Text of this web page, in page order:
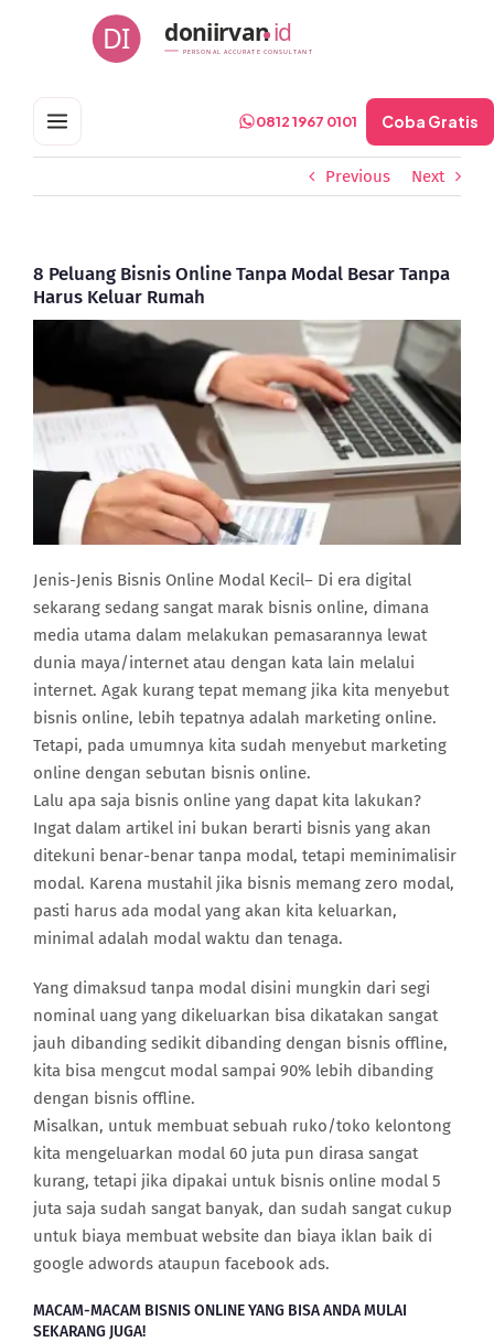
DI doniirvanid
PERSONAL ACCURATE CONSULTANT
0812 1967 0101 Coba Gratis
Previous Next
8 Peluang Bisnis Online Tanpa Modal Besar Tanpa
Harus Keluar Rumah
Jenis-Jenis Bisnis Online Modal Kecil– Di era digital
sekarang sedang sangat marak bisnis online, dimana
media utama dalam melakukan pemasarannya lewat
dunia maya/internet atau dengan kata lain melalui
internet. Agak kurang tepat memang jika kita menyebut
bisnis online, lebih tepatnya adalah marketing online.
Tetapi, pada umumnya kita sudah menyebut marketing
online dengan sebutan bisnis online.
Lalu apa saja bisnis online yang dapat kita lakukan?
Ingat dalam artikel ini bukan berarti bisnis yang akan
ditekuni benar-benar tanpa modal, tetapi meminimalisir
modal. Karena mustahil jika bisnis memang zero modal,
pasti harus ada modal yang akan kita keluarkan,
minimal adalah modal waktu dan tenaga.
Yang dimaksud tanpa modal disini mungkin dari segi
nominal uang yang dikeluarkan bisa dikatakan sangat
jauh dibanding sedikit dibanding dengan bisnis offline,
kita bisa mengcut modal sampai 90% lebih dibanding
dengan bisnis offline.
Misalkan, untuk membuat sebuah ruko/toko kelontong
kita mengeluarkan modal 60 juta pun dirasa sangat
kurang, tetapi jika dipakai untuk bisnis online modal 5
juta saja sudah sangat banyak, dan sudah sangat cukup
untuk biaya membuat website dan biaya iklan baik di
google adwords ataupun facebook ads.
MACAM-MACAM BISNIS ONLINE YANG BISA ANDA MULAI
SEKARANG JUGA!